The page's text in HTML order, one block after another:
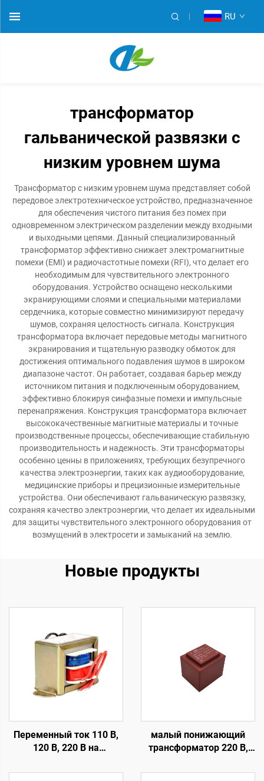
RU
трансформатор
гальванической развязки с
низким уровнем шума
Трансформатор с низким уровнем шума представляет собой
передовое электротехническое устройство, предназначенное
для обеспечения чистого питания без помех при
одновременном электрическом разделении между входными
и выходными цепями. Данный специализированный
трансформатор эффективно снижает электромагнитные
помехи (EMI) и радиочастотные помехи (RFI), что делает его
необходимым для чувствительного электронного
оборудования. Устройство оснащено несколькими
экранирующими слоями и специальными материалами
сердечника, которые совместно минимизируют передачу
шумов, сохраняя целостность сигнала. Конструкция
трансформатора включает передовые методы магнитного
экранирования и тщательную разводку обмоток для
достижения оптимального подавления шумов в широком
диапазоне частот. Он работает, создавая барьер между
источником питания и подключенным оборудованием,
эффективно блокируя синфазные помехи и импульсные
перенапряжения. Конструкция трансформатора включает
высококачественные магнитные материалы и точные
производственные процессы, обеспечивающие стабильную
производительность и надежность. Эти трансформаторы
особенно ценны в приложениях, требующих безупречного
качества электроэнергии, таких как аудиооборудование,
медицинские приборы и прецизионные измерительные
устройства. Они обеспечивают гальваническую развязку,
сохраняя качество электроэнергии, что делает их идеальными
для защиты чувствительного электронного оборудования от
возмущений в электросети и замыканий на землю.
Новые продукты
Переменный ток 110 В,
120 В, 220 В на
12 В, 15 В, 18 В, 24 В,
малый понижающий
трансформатор 220 В,
9 В, 12 В, 24 В,